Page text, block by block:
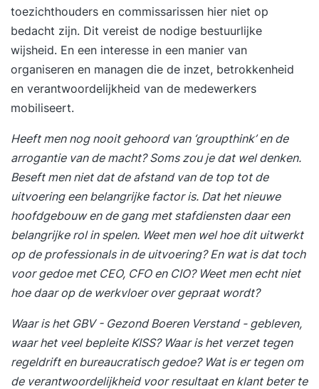
toezichthouders en commissarissen hier niet op
bedacht zijn. Dit vereist de nodige bestuurlijke
wijsheid. En een interesse in een manier van
organiseren en managen die de inzet, betrokkenheid
en verantwoordelijkheid van de medewerkers
mobiliseert.
Heeft men nog nooit gehoord van ‘groupthink’ en de
arrogantie van de macht? Soms zou je dat wel denken.
Beseft men niet dat de afstand van de top tot de
uitvoering een belangrijke factor is. Dat het nieuwe
hoofdgebouw en de gang met stafdiensten daar een
belangrijke rol in spelen. Weet men wel hoe dit uitwerkt
op de professionals in de uitvoering? En wat is dat toch
voor gedoe met CEO, CFO en CIO? Weet men echt niet
hoe daar op de werkvloer over gepraat wordt?
Waar is het GBV - Gezond Boeren Verstand - gebleven,
waar het veel bepleite KISS? Waar is het verzet tegen
regeldrift en bureaucratisch gedoe? Wat is er tegen om
de verantwoordelijkheid voor resultaat en klant beter te